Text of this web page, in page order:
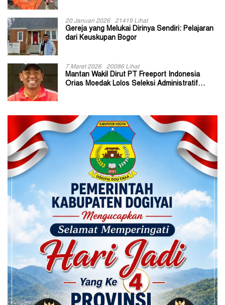
20 Januari 2026 21419 Lihat
Gereja yang Melukai Dirinya Sendiri: Pelajaran
dari Keuskupan Bogor
7 Maret 2026 20086 Lihat
Mantan Wakil Dirut PT Freeport Indonesia
Orias Moedak Lolos Seleksi Administratif